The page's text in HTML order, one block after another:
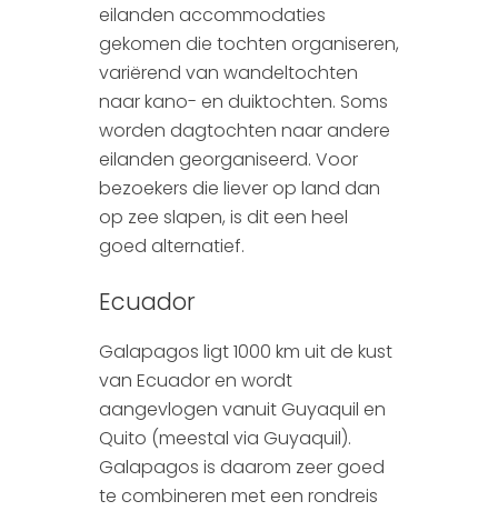
eilanden accommodaties
gekomen die tochten organiseren,
variërend van wandeltochten
naar kano- en duiktochten. Soms
worden dagtochten naar andere
eilanden georganiseerd. Voor
bezoekers die liever op land dan
op zee slapen, is dit een heel
goed alternatief.
Ecuador
Galapagos ligt 1000 km uit de kust
van Ecuador en wordt
aangevlogen vanuit Guyaquil en
Quito (meestal via Guyaquil).
Galapagos is daarom zeer goed
te combineren met een rondreis